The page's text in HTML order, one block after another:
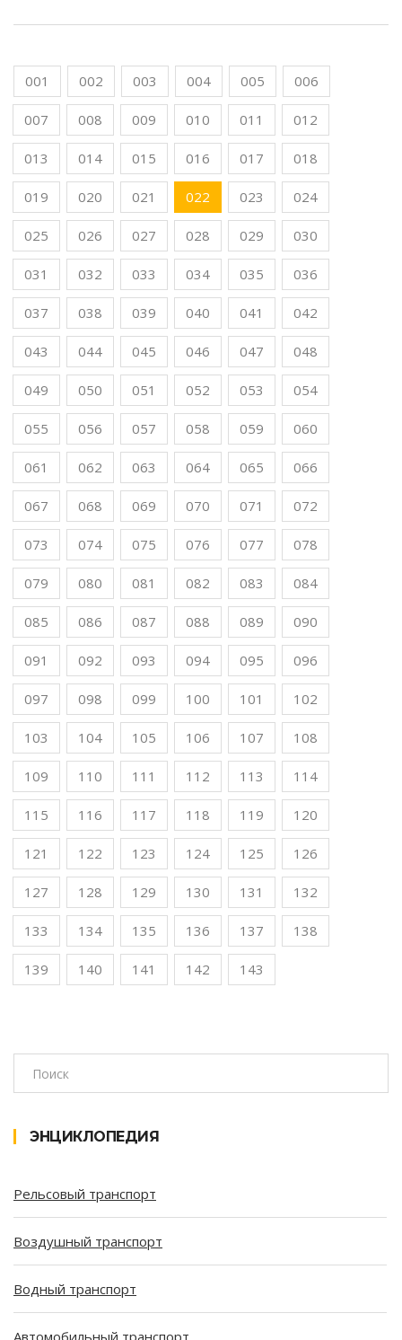
001 002 003 004 005 006
007 008 009 010 011 012
013 014 015 016 017 018
019 020 021 022 023 024
025 026 027 028 029 030
031 032 033 034 035 036
037 038 039 040 041 042
043 044 045 046 047 048
049 050 051 052 053 054
055 056 057 058 059 060
061 062 063 064 065 066
067 068 069 070 071 072
073 074 075 076 077 078
079 080 081 082 083 084
085 086 087 088 089 090
091 092 093 094 095 096
097 098 099 100 101 102
103 104 105 106 107 108
109 110 111 112 113 114
115 116 117 118 119 120
121 122 123 124 125 126
127 128 129 130 131 132
133 134 135 136 137 138
139 140 141 142 143
ЭНЦИКЛОПЕДИЯ
Рельсовый транспорт
Воздушный транспорт
Водный транспорт